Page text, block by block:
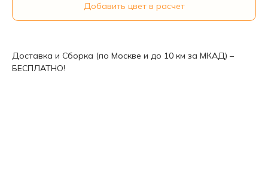
Добавить цвет в расчет
Доставка и Сборка (по Москве и до 10 км за МКАД) –
БЕСПЛАТНО!